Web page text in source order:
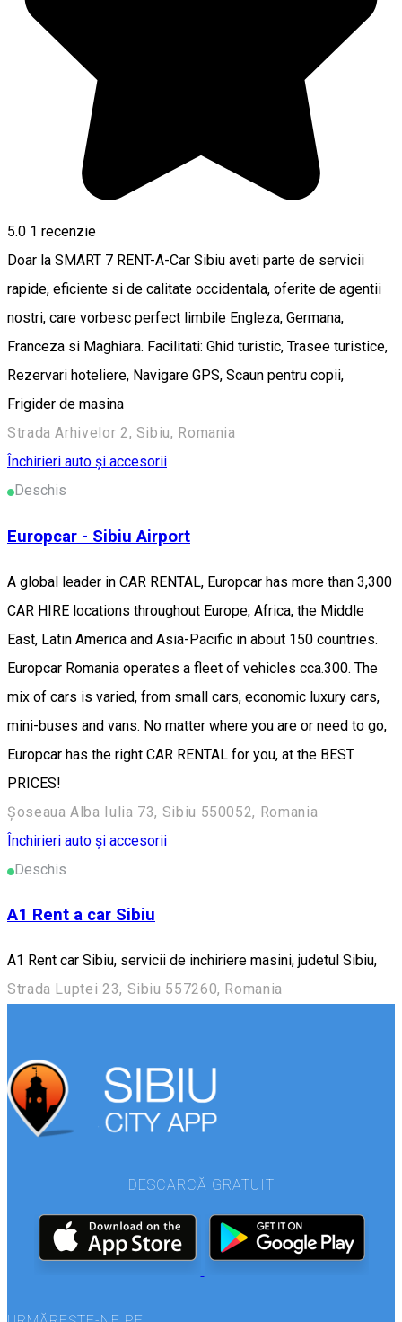
5.0 1 recenzie
Doar la SMART 7 RENT-A-Car Sibiu aveti parte de servicii
rapide, eficiente si de calitate occidentala, oferite de agentii
nostri, care vorbesc perfect limbile Engleza, Germana,
Franceza si Maghiara. Facilitati: Ghid turistic, Trasee turistice,
Rezervari hoteliere, Navigare GPS, Scaun pentru copii,
Frigider de masina
Strada Arhivelor 2, Sibiu, Romania
Închirieri auto și accesorii
Deschis
Europcar - Sibiu Airport
A global leader in CAR RENTAL, Europcar has more than 3,300
CAR HIRE locations throughout Europe, Africa, the Middle
East, Latin America and Asia-Pacific in about 150 countries.
Europcar Romania operates a fleet of vehicles cca.300. The
mix of cars is varied, from small cars, economic luxury cars,
mini-buses and vans. No matter where you are or need to go,
Europcar has the right CAR RENTAL for you, at the BEST
PRICES!
Șoseaua Alba Iulia 73, Sibiu 550052, Romania
Închirieri auto și accesorii
Deschis
A1 Rent a car Sibiu
A1 Rent car Sibiu, servicii de inchiriere masini, judetul Sibiu,
Strada Luptei 23, Sibiu 557260, Romania
DESCARCĂ GRATUIT